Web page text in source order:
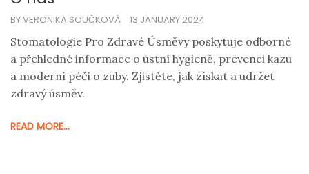
možnou péči za rozumnou cenu.
BY VERONIKA SOUČKOVÁ 13 JANUARY 2024
Stomatologie Pro Zdravé Úsměvy poskytuje odborné
a přehledné informace o ústní hygieně, prevenci kazu
a moderní péči o zuby. Zjistěte, jak získat a udržet
zdravý úsměv.
READ MORE...